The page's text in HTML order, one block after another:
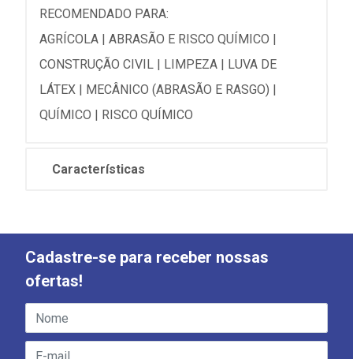
RECOMENDADO PARA:
AGRÍCOLA | ABRASÃO E RISCO QUÍMICO |
CONSTRUÇÃO CIVIL | LIMPEZA | LUVA DE
LÁTEX | MECÂNICO (ABRASÃO E RASGO) |
QUÍMICO | RISCO QUÍMICO
Características
Cadastre-se para receber nossas
ofertas!